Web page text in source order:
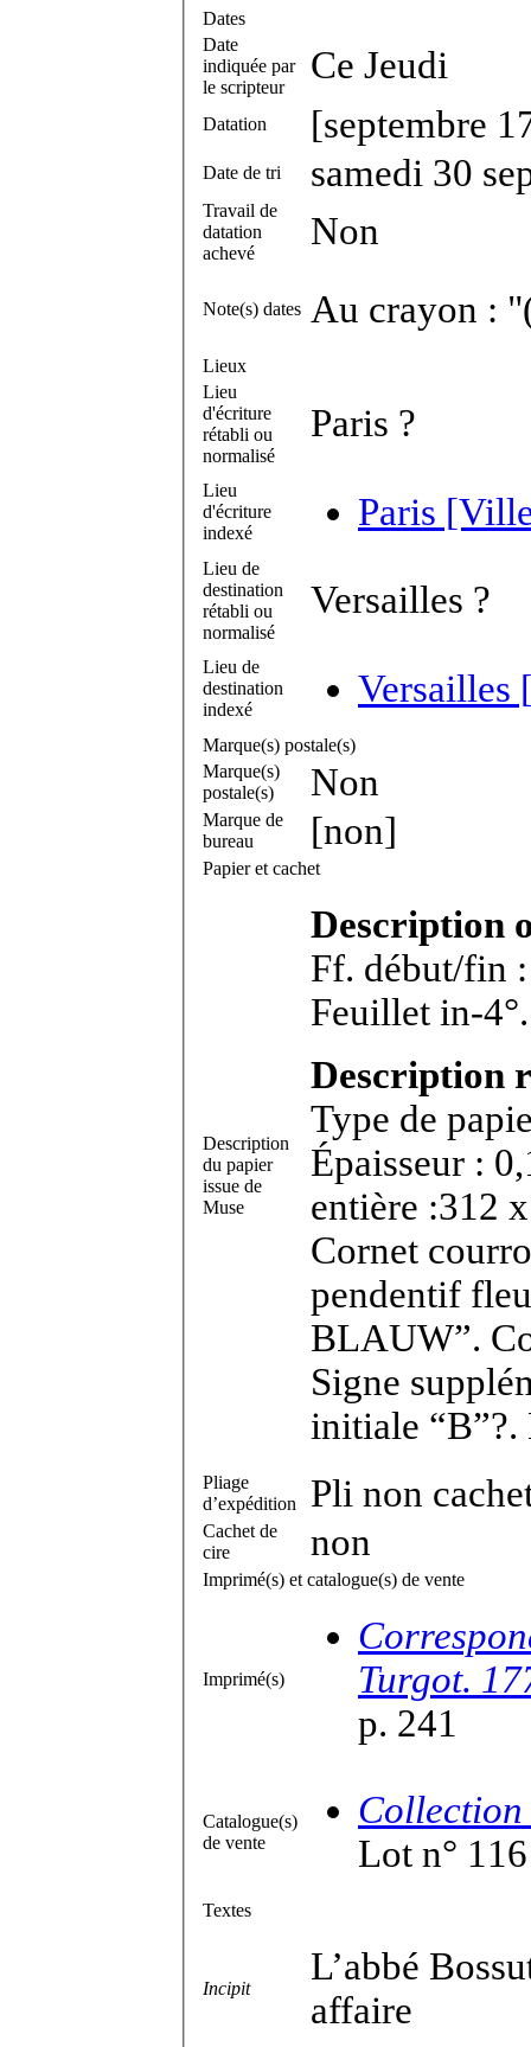
Dates
Date
indiquée par
le scripteur
Ce Jeudi
Datation [septembre
Date de tri samedi 30
Travail de
datation
achevé
Non
Note(s) dates Au crayon :
Lieux
Lieu
d'écriture
rétabli ou
normalisé
Paris ?
Lieu
d'écriture
indexé
Paris
Lieu de
destination
rétabli ou
normalisé
Versailles ?
Lieu de
destination
indexé
Versailles
Marque(s) postale(s)
Marque(s)
postale(s)
Non
Marque de
bureau
[non]
Papier et cachet
Description
du papier
issue de
Muse
Description
Ff. début/fin
Description
Type de
Épaisseur :
entière :312
Cornet
pendentif
BLAUW”.
Signe
initiale “B”?.
Pliage
d’expédition
Pli non
Cachet de
cire
non
Imprimé(s) et catalogue(s) de vente
Imprimé(s)
Turgot.
p. 241
Catalogue(s)
de vente
Collection
Lot n° 116
Textes
Incipit
L’abbé
affaire